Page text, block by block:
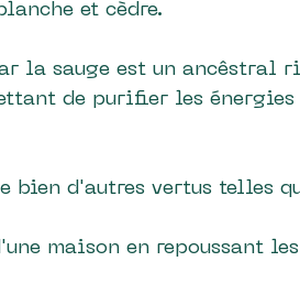
et cèdre.
la sauge est un ancêstral
de purifier les énergies
bien d'autres vertus telles
maison en repoussant